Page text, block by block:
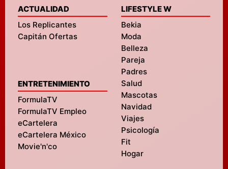
ACTUALIDAD
Los Replicantes
Capitán Ofertas
ENTRETENIMIENTO
FormulaTV
FormulaTV Empleo
eCartelera
eCartelera México
Movie'n'co
LIFESTYLE W
Bekia
Moda
Belleza
Pareja
Padres
Salud
Mascotas
Navidad
Viajes
Psicología
Fit
Hogar